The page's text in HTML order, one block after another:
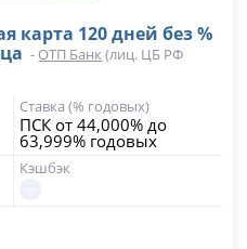
карта 120 дней без %
- ОТП Банк (лиц. ЦБ РФ
Ставка (% годовых)
ПСК от 44,000% до
63,999% годовых
Кэшбэк